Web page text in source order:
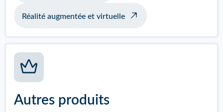
Réalité augmentée et virtuelle
Autres produits